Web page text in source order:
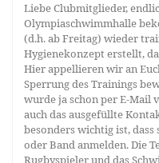
Liebe Clubmitglieder,
Olympiaschwimmhalle
(d.h. ab Freitag) wieder
Hygienekonzept erstellt,
Hier appellieren wir an
Sperrung des Trainings
wurde ja schon per E-Mail
auch das ausgefüllte
besonders wichtig ist,
oder Band anmelden. Die
Rugbyspieler und das